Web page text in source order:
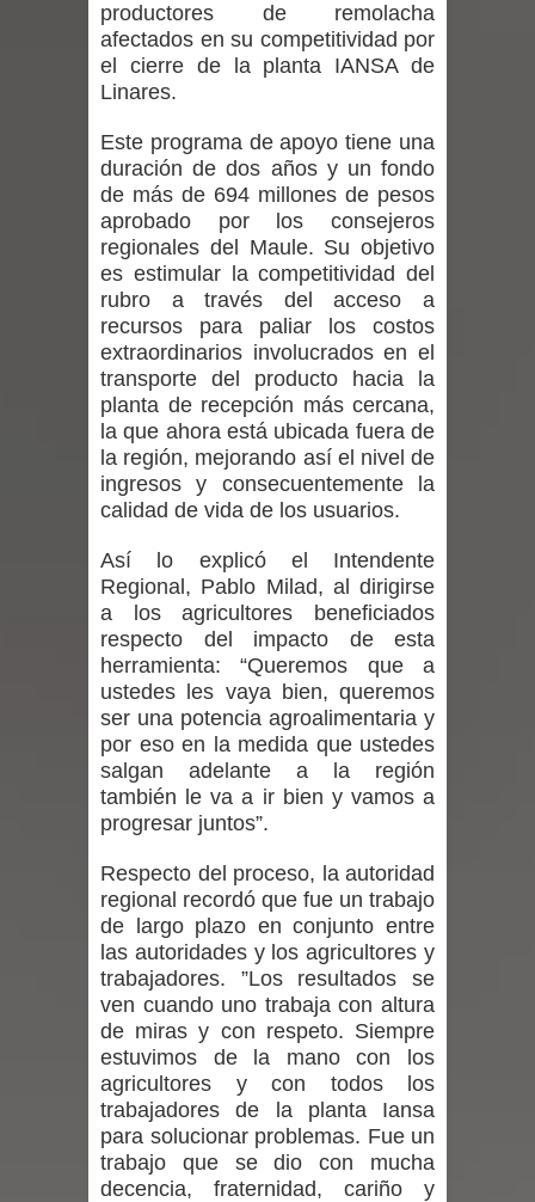
impacto ambiental
incentivos a usuarios de PRODESAL
de la provincia de Linares
Municipalidad de Curicó apuesta a la
innovación en tecnología educativa
con nuevas pantallas interactivas del
Colegio El Boldo
Seremi de Desarrollo Social y Familia
lanzó en el Maule el Fondo
Entornos Saludables 2026
Ballet: La magia de La Cenicienta
llegará al Teatro Regional del Maule
en una función especial para celebrar
el Día de la Niñez
GORE Maule figura tercero a nivel
nacional en gasto por viajes y
traslados con $133 millones
Dos internos intentaron escapar por
un forado desde la cárcel de Talca
Temporal obliga a cerrar
anticipadamente la Fiesta del
Chancho en Talca tras caída de
productores de remolacha
afectados en su competitividad por
el cierre de la planta IANSA de
Linares.
Este programa de apoyo tiene una
duración de dos años y un fondo
de más de 694 millones de pesos
aprobado por los consejeros
regionales del Maule. Su objetivo
es estimular la competitividad del
rubro a través del acceso a
recursos para paliar los costos
extraordinarios involucrados en el
transporte del producto hacia la
planta de recepción más cercana,
la que ahora está ubicada fuera de
la región, mejorando así el nivel de
ingresos y consecuentemente la
calidad de vida de los usuarios.
Así lo explicó el Intendente
Regional, Pablo Milad, al dirigirse
a los agricultores beneficiados
respecto del impacto de esta
herramienta: “Queremos que a
ustedes les vaya bien, queremos
ser una potencia agroalimentaria y
por eso en la medida que ustedes
salgan adelante a la región
también le va a ir bien y vamos a
progresar juntos”.
Respecto del proceso, la autoridad
regional recordó que fue un trabajo
de largo plazo en conjunto entre
las autoridades y los agricultores y
trabajadores. ”Los resultados se
ven cuando uno trabaja con altura
de miras y con respeto. Siempre
estuvimos de la mano con los
agricultores y con todos los
trabajadores de la planta Iansa
para solucionar problemas. Fue un
trabajo que se dio con mucha
decencia, fraternidad, cariño y